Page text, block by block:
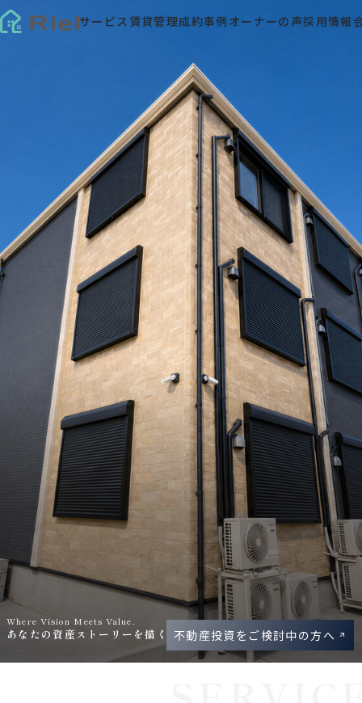
サービス 賃貸管理成約事例 オーナーの声採用情報
Where Vision Meets Value.
あなたの資産ストーリーを描く。不動産投資をご検討中の方へ